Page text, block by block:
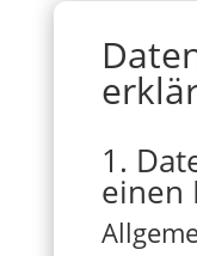
1.
einen